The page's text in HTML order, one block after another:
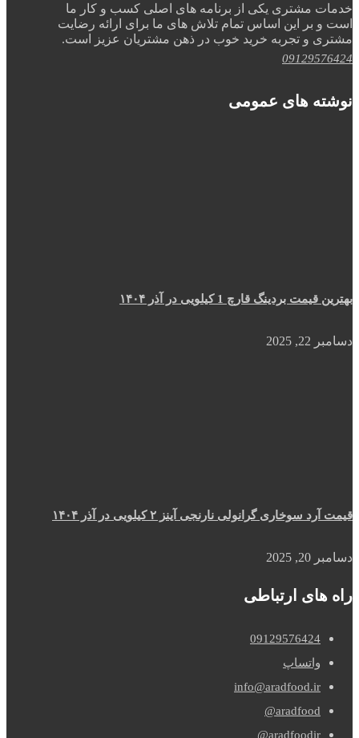
خدمات مشتری یکی از برنامه های اصلی کسب و کار ما
است و بر این اساس تمام تلاش های ما برای ارائه رضایت
مشتری و تجربه خرید خوب در ذهن مشتریان عزیز است.
09129576424
نوشته های عمومی
بهترین قیمت بردینگ قارچ 1 کیلویی در آذر ۱۴۰۴
دسامبر 22, 2025
قیمت آرد سوخاری گرانولی نارنجی آینز ۲ کیلویی در آذر ۱۴۰۴
دسامبر 20, 2025
راه های ارتباطی
09129576424
واتساپ
info@aradfood.ir
aradfood@
aradfoodir@